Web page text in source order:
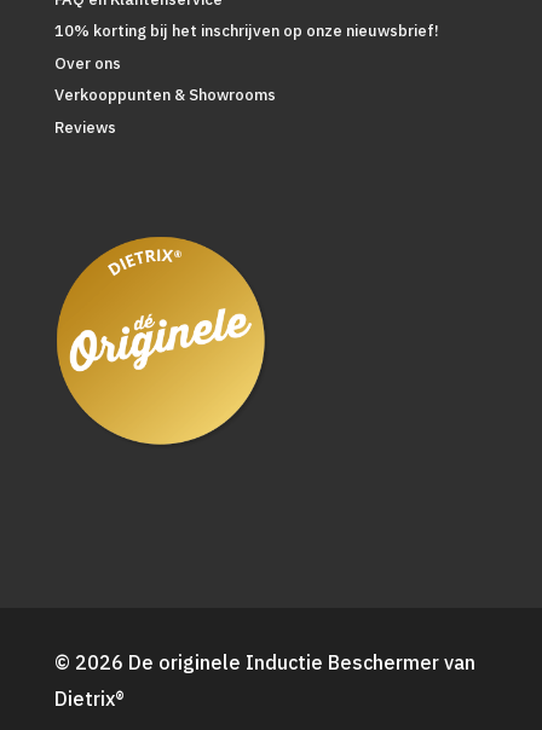
10% korting bij het inschrijven op onze nieuwsbrief!
Over ons
Verkooppunten & Showrooms
Reviews
© 2026 De originele Inductie Beschermer van
Dietrix®